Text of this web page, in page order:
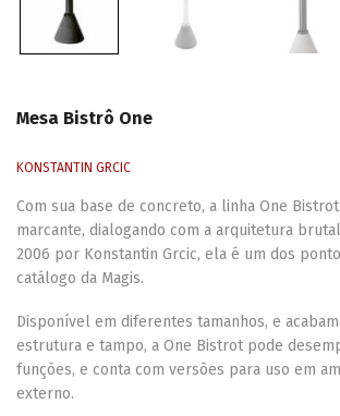
Mesa Bistrô One
KONSTANTIN GRCIC
Com sua base de concreto, a linha One
marcante, dialogando com a arquitetura
2006 por Konstantin Grcic, ela é um dos
catálogo da Magis.
Disponível em diferentes tamanhos, e
estrutura e tampo, a One Bistrot pode
funções, e conta com versões para uso em
externo.